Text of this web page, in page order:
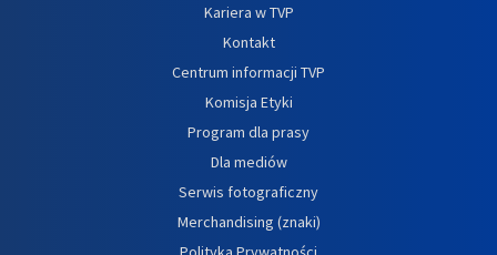
Kariera w TVP
Kontakt
Centrum informacji TVP
Komisja Etyki
Program dla prasy
Dla mediów
Serwis fotograficzny
Merchandising (znaki)